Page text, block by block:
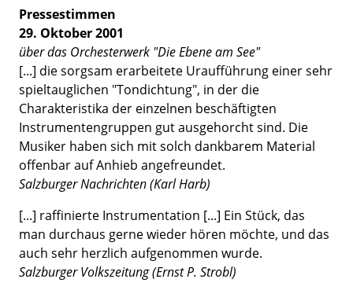
Pressestimmen
29. Oktober 2001
über das Orchesterwerk "Die Ebene am See"
[...] die sorgsam erarbeitete Uraufführung einer sehr
spieltauglichen "Tondichtung", in der die
Charakteristika der einzelnen beschäftigten
Instrumentengruppen gut ausgehorcht sind. Die
Musiker haben sich mit solch dankbarem Material
offenbar auf Anhieb angefreundet.
Salzburger Nachrichten (Karl Harb)
[...] raffinierte Instrumentation [...] Ein Stück, das
man durchaus gerne wieder hören möchte, und das
auch sehr herzlich aufgenommen wurde.
Salzburger Volkszeitung (Ernst P. Strobl)